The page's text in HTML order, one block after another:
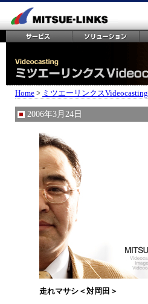
Home > ミツエーリンクスVideocasting
2006年3月24日
走れマサシ＜対岡田＞